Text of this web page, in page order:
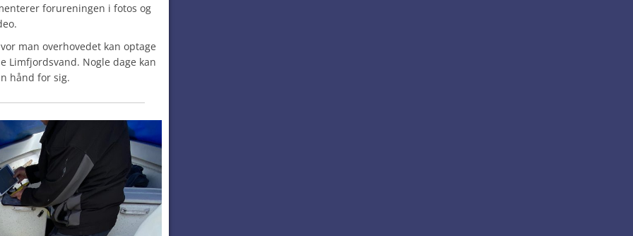
forureningen i fotos og
man overhovedet kan optage
Limfjordsvand. Nogle dage kan
hånd for sig.